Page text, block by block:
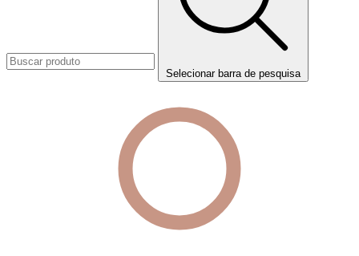
Selecionar barra de pesquisa